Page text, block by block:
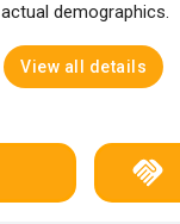
actual demographics.
View all details